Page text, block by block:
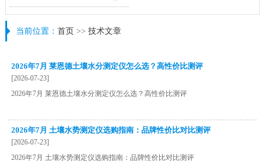
当前位置： 首页 >> 技术文章
2026年7月 莱恩德土壤水分测定仪怎么选？高性价比测评
[2026-07-23]
2026年7月 莱恩德土壤水分测定仪怎么选？高性价比测评
2026年7月 土壤水势测定仪选购指南：品牌性价比对比测评
[2026-07-23]
2026年7月 土壤水势测定仪选购指南：品牌性价比对比测评